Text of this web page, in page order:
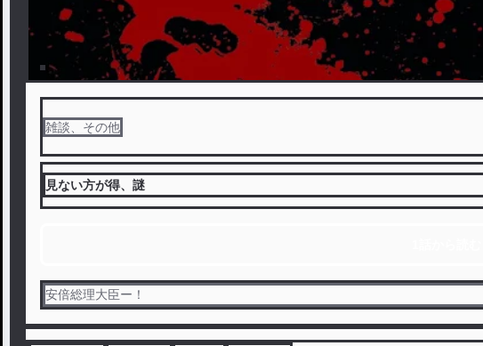
雑談、その他
見ない方が得、謎
安倍総理大臣ー！